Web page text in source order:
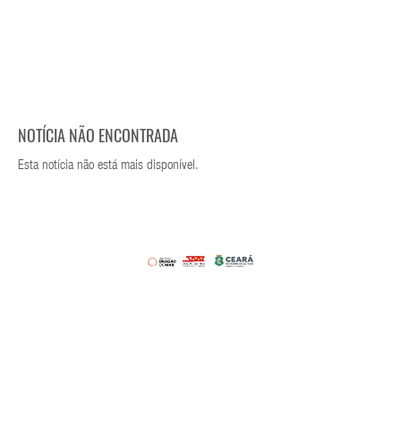
NOTÍCIA NÃO ENCONTRADA
Esta notícia não está mais disponível.